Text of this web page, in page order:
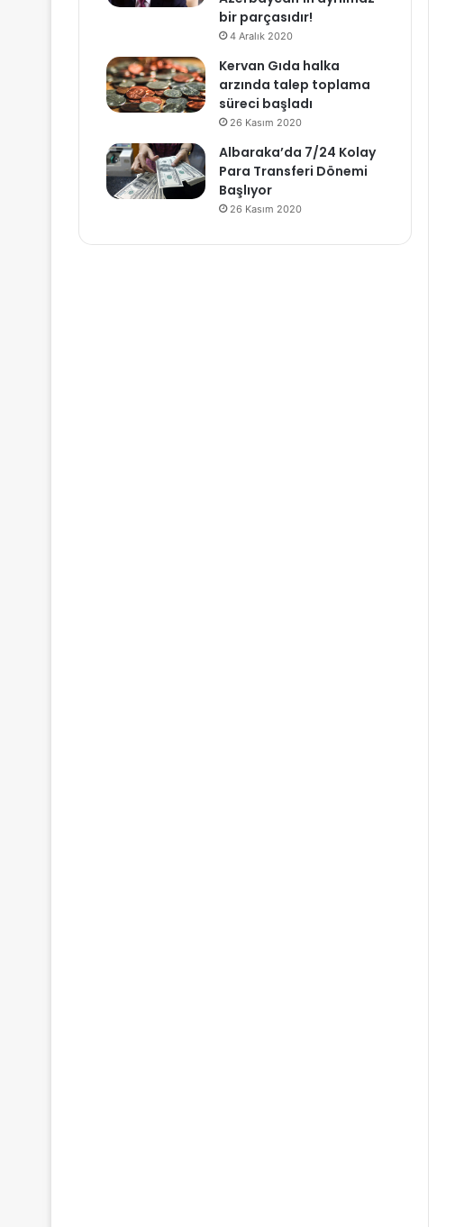
bir parçasıdır!
4 Aralık 2020
Kervan Gıda halka
arzında talep toplama
süreci başladı
26 Kasım 2020
Albaraka’da 7/24 Kolay
Para Transferi Dönemi
Başlıyor
26 Kasım 2020